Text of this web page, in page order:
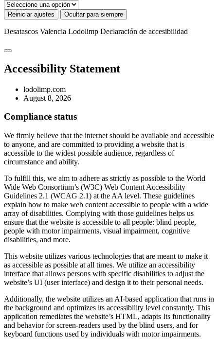
Reiniciar ajustes Ocultar para siempre
Desatascos Valencia Lodolimp Declaración de accesibilidad
Accessibility Statement
lodolimp.com
August 8, 2026
Compliance status
We firmly believe that the internet should be available and accessible
to anyone, and are committed to providing a website that is
accessible to the widest possible audience, regardless of
circumstance and ability.
To fulfill this, we aim to adhere as strictly as possible to the World
Wide Web Consortium’s (W3C) Web Content Accessibility
Guidelines 2.1 (WCAG 2.1) at the AA level. These guidelines
explain how to make web content accessible to people with a wide
array of disabilities. Complying with those guidelines helps us
ensure that the website is accessible to all people: blind people,
people with motor impairments, visual impairment, cognitive
disabilities, and more.
This website utilizes various technologies that are meant to make it
as accessible as possible at all times. We utilize an accessibility
interface that allows persons with specific disabilities to adjust the
website’s UI (user interface) and design it to their personal needs.
Additionally, the website utilizes an AI-based application that runs in
the background and optimizes its accessibility level constantly. This
application remediates the website’s HTML, adapts Its functionality
and behavior for screen-readers used by the blind users, and for
keyboard functions used by individuals with motor impairments.